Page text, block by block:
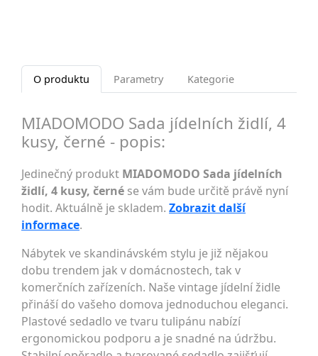
O produktu Parametry Kategorie
MIADOMODO Sada jídelních židlí, 4
kusy, černé - popis:
Jedinečný produkt MIADOMODO Sada jídelních
židlí, 4 kusy, černé se vám bude určitě právě nyní
hodit. Aktuálně je skladem. Zobrazit další
informace.
Nábytek ve skandinávském stylu je již nějakou
dobu trendem jak v domácnostech, tak v
komerčních zařízeních. Naše vintage jídelní židle
přináší do vašeho domova jednoduchou eleganci.
Plastové sedadlo ve tvaru tulipánu nabízí
ergonomickou podporu a je snadné na údržbu.